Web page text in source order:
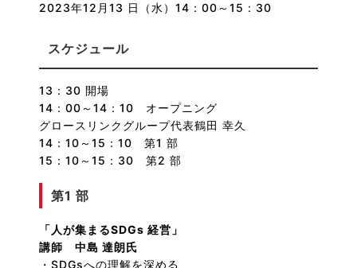
2023年12月13 日（水）14：00～15：30
スケジュール
13：30 開場
14：00～14：10 オープニング
グロースリンクグループ代表鶴田 幸久
14：10～15：10 第1 部
15：10～15：30 第2 部
第1 部
「人が集まるSDGs 経営」
講師 中島 達朗氏
・SDGsへの理解を深める